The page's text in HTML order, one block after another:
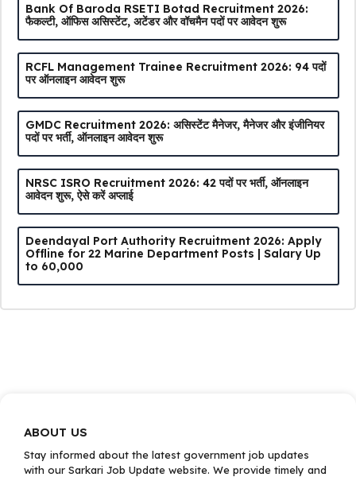
Bank Of Baroda RSETI Botad Recruitment 2026:
फैकल्टी, ऑफिस असिस्टेंट, अटेंडर और वॉचमैन पदों पर आवेदन शुरू
RCFL Management Trainee Recruitment 2026: 94 पदों
पर ऑनलाइन आवेदन शुरू
GMDC Recruitment 2026: असिस्टेंट मैनेजर, मैनेजर और इंजीनियर
पदों पर भर्ती, ऑनलाइन आवेदन शुरू
NRSC ISRO Recruitment 2026: 42 पदों पर भर्ती, ऑनलाइन
आवेदन शुरू, ऐसे करें अप्लाई
Deendayal Port Authority Recruitment 2026: Apply
Offline for 22 Marine Department Posts | Salary Up
to ₹60,000
ABOUT US
Stay informed about the latest government job updates
with our Sarkari Job Update website. We provide timely and